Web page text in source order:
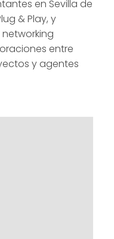
en Sevilla de
& Play, y
entre
y agentes